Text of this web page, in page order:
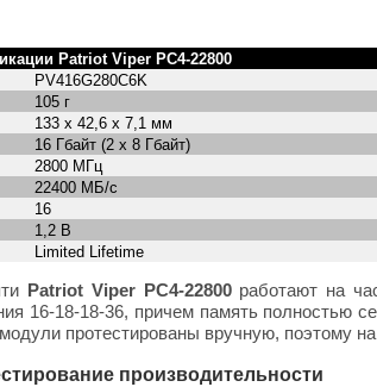
Patriot Viper PC4-22800
PV416G280C6K
105 г
133 х 42,6 х 7,1 мм
16 Гбайт (2 х 8 Гбайт)
2800 МГц
22400 МБ/с
16
1,2 В
Limited Lifetime
Patriot Viper PC4-22800работают на
16-18-18-36, причем память полностью
протестированы вручную, поэтому
производительности